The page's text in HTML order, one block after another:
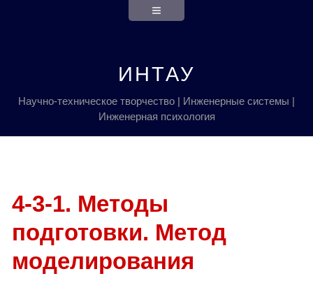
ИНТАУ
Научно-техническое творчество | Инженерные системы |
Инженерная психология
4-3-1. Методы
подготовки. Метод
моделирования